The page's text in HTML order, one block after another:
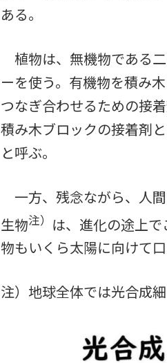
ある。
植物は、無機物である
ーを使う。有機物を積み
つなぎ合わせるための接
積み木ブロックの接着剤
と呼ぶ。
一方、残念ながら、人
生物注） は、進化の途上
物もいくら太陽に向けて
注）地球全体では光合成